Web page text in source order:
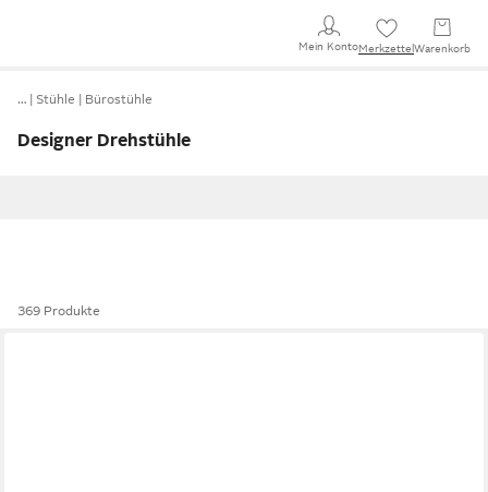
Mein KontoMerkzettel Warenkorb
… Stühle Bürostühle
Designer Drehstühle
369 Produkte